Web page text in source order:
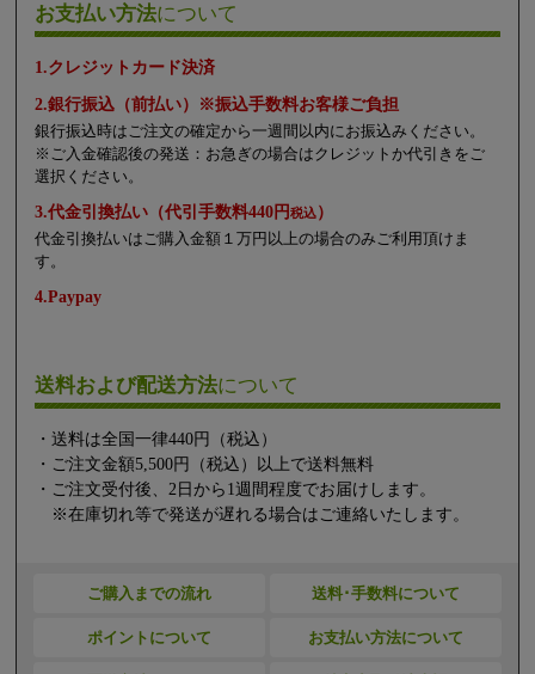
お支払い方法について
1.クレジットカード決済
2.銀行振込（前払い）※振込手数料お客様ご負担
銀行振込時はご注文の確定から一週間以内にお振込みください。
※ご入金確認後の発送：お急ぎの場合はクレジットか代引きをご
選択ください。
3.代金引換払い（代引手数料440円税込）
代金引換払いはご購入金額１万円以上の場合のみご利用頂けま
す。
4.Paypay
送料および配送方法について
・送料は全国一律440円（税込）
・ご注文金額5,500円（税込）以上で送料無料
・ご注文受付後、2日から1週間程度でお届けします。
※在庫切れ等で発送が遅れる場合はご連絡いたします。
ご購入までの流れ 送料･手数料について
ポイントについて お支払い方法について